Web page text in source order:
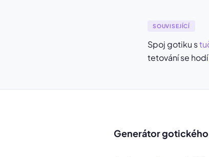
SOUVISEJÍCÍ
Spoj gotiku s
tetování se hodí
Generátor